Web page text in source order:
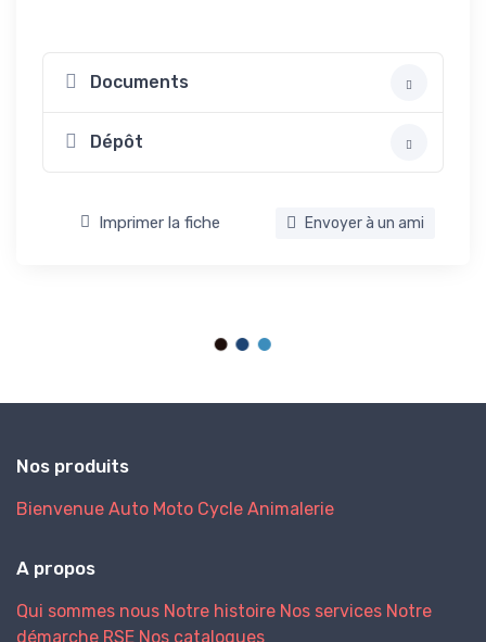
Documents
Dépôt
Imprimer la fiche Envoyer à un ami
Nos produits
Bienvenue Auto Moto Cycle Animalerie
A propos
Qui sommes nous Notre histoire Nos services Notre
démarche RSE Nos catalogues